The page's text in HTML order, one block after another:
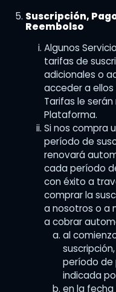
Suscripción,
Reembolso
Algunos
tarifas de
adicionales o
acceder a ellos
Tarifas le
Plataforma.
Si nos compra
período de
renovará
cada período
con éxito a
comprar la
a nosotros o a
a cobrar
al
período de
indicada
en la